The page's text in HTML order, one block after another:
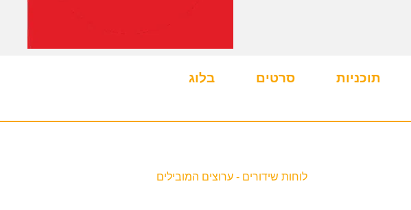
תוכניות סרטים בלוג
לוחות שידורים - ערוצים המובילים